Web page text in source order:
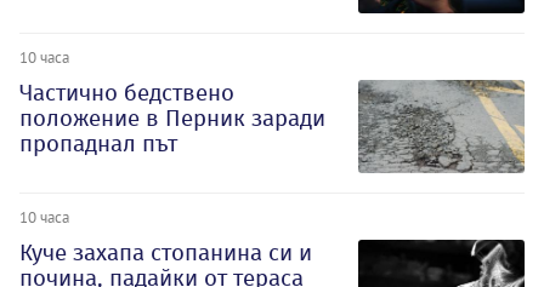
10 часа
Частично бедствено
положение в Перник заради
пропаднал път
10 часа
Куче захапа стопанина си и
почина, падайки от тераса